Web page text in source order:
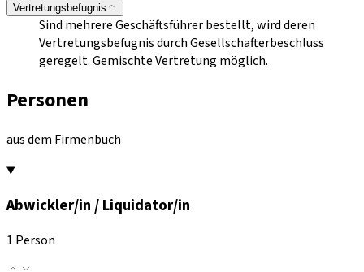
Vertretungsbefugnis
Sind mehrere Geschäftsführer bestellt, wird deren
Vertretungsbefugnis durch Gesellschafterbeschluss
geregelt. Gemischte Vertretung möglich.
Personen
aus dem Firmenbuch
Abwickler/in / Liquidator/in
1 Person